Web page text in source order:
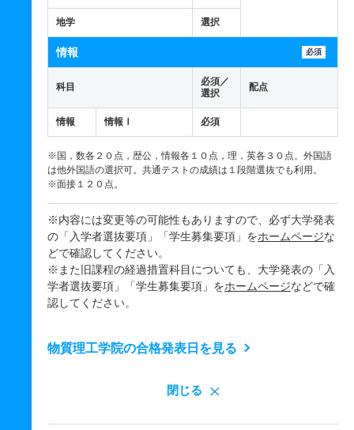
地学 選択
情報 必須
科目
必須／
選択
配点
情報 情報Ⅰ 必須
※国，数各２０点，歴公，情報各１０点，理，英各３０点。外国語
は他外国語の選択可。共通テストの成績は１段階選抜でも利用。
※面接１２０点。
※内容には変更等の可能性もありますので、必ず大学発表
の「入学者選抜要項」「学生募集要項」をホームページな
どで確認してください。
※また旧課程の経過措置科目についても、大学発表の「入
学者選抜要項」「学生募集要項」をホームページなどで確
認してください。
物質理工学院の合格発表日を見る
閉じる